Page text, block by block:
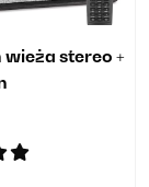
wieża stereo +